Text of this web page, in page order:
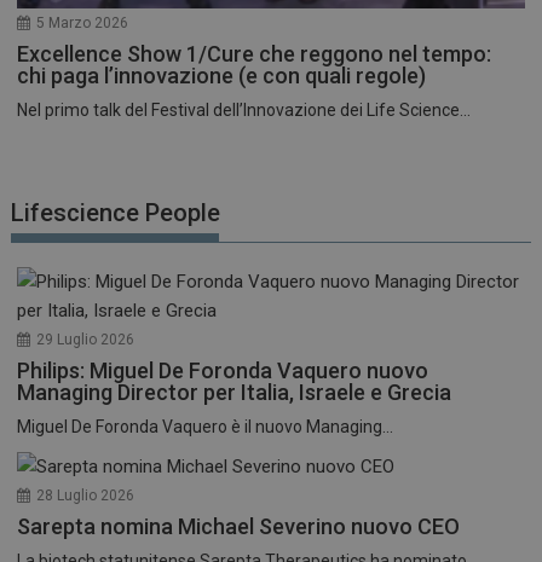
5 Marzo 2026
Excellence Show 1/Cure che reggono nel tempo:
chi paga l’innovazione (e con quali regole)
Nel primo talk del Festival dell’Innovazione dei Life Science...
Lifescience People
29 Luglio 2026
Philips: Miguel De Foronda Vaquero nuovo
Managing Director per Italia, Israele e Grecia
Miguel De Foronda Vaquero è il nuovo Managing...
28 Luglio 2026
Sarepta nomina Michael Severino nuovo CEO